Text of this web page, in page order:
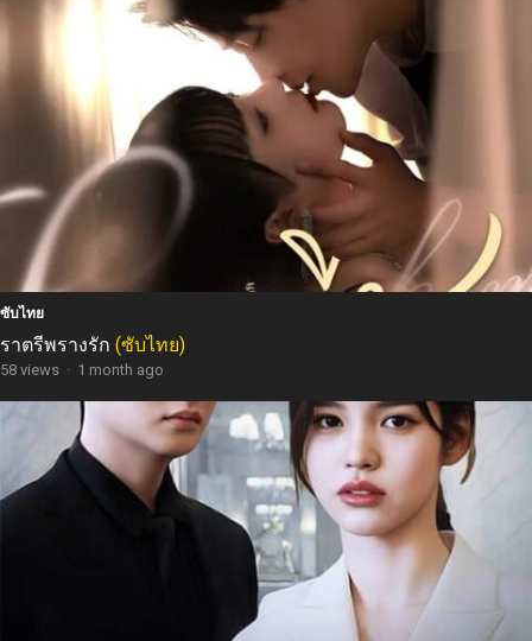
ซับไทย
ราตรีพรางรัก (ซับไทย)
58 views · 1 month ago